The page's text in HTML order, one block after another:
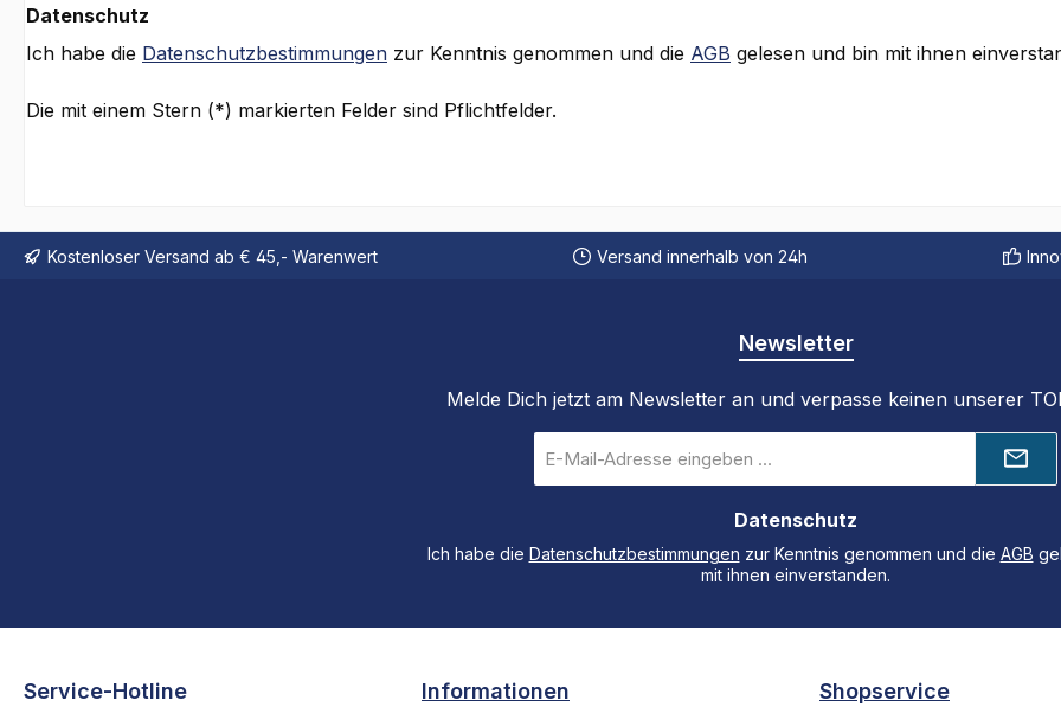
Datenschutz
Ich habe die Datenschutzbestimmungen zur Kenntnis genommen und die AGB gelesen und bin mit ihnen
Die mit einem Stern (*) markierten Felder sind Pflichtfelder.
Kostenloser Versand ab € 45,- Warenwert Versand innerhalb von 24h
Newsletter
Melde Dich jetzt am Newsletter an und verpasse keinen unserer
Mail-
Datenschutz
Ich habe die Datenschutzbestimmungen zur Kenntnis genommen und die AGB
mit ihnen einverstanden.
Service-Hotline Informationen Shopservice